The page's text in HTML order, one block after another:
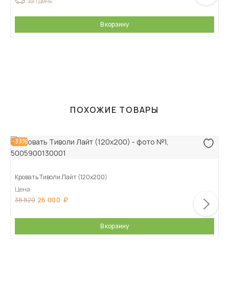
В корзину
ПОХОЖИЕ ТОВАРЫ
-33%
Кровать Тиволи Лайт (120х200)
Цена
38 820 26 000
В корзину